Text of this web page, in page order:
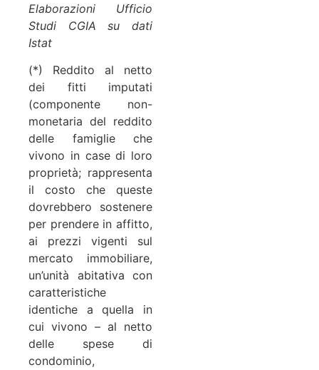
Elaborazioni Ufficio
Studi CGIA su dati
Istat
(*) Reddito al netto
dei fitti imputati
(componente non-
monetaria del reddito
delle famiglie che
vivono in case di loro
proprietà; rappresenta
il costo che queste
dovrebbero sostenere
per prendere in affitto,
ai prezzi vigenti sul
mercato immobiliare,
un’unità abitativa con
caratteristiche
identiche a quella in
cui vivono – al netto
delle spese di
condominio,